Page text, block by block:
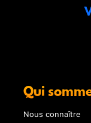
Qui
Nous connaître